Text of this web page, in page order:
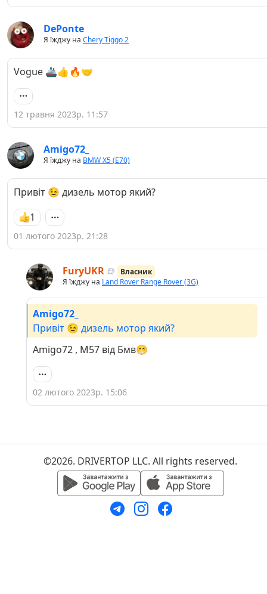
DePonte
Я їжджу на Chery Tiggo 2
Vogue 🚢👍🔥🤝
12 травня 2023р. 11:57
Amigo72_
Я їжджу на BMW X5 (E70)
Привіт 😉 дизель мотор який?
1
01 лютого 2023р. 21:28
FuryUKR
Власник
Я їжджу на Land Rover Range Rover (3G)
Amigo72_
Привіт 😉 дизель мотор який?
Amigo72 , М57 від Бмв😁
02 лютого 2023р. 15:06
©2026. DRIVERTOP LLC. All rights reserved.